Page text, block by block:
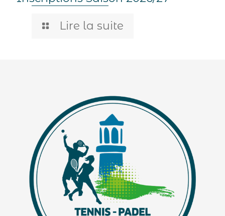
Lire la suite